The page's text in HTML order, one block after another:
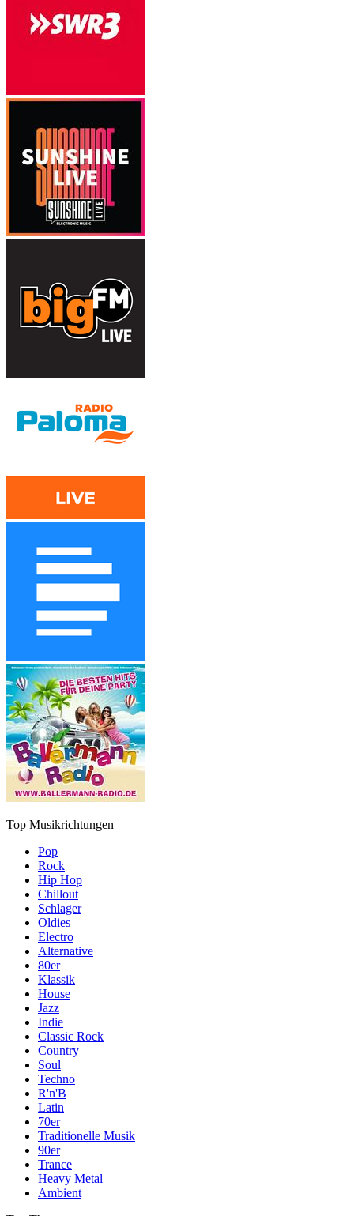
Top Musikrichtungen
Pop
Rock
Hip Hop
Chillout
Schlager
Oldies
Electro
Alternative
80er
Klassik
House
Jazz
Indie
Classic Rock
Country
Soul
Techno
R'n'B
Latin
70er
Traditionelle Musik
90er
Trance
Heavy Metal
Ambient